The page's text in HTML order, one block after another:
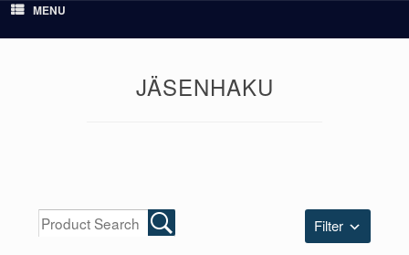
MENU
JÄSENHAKU
Filter